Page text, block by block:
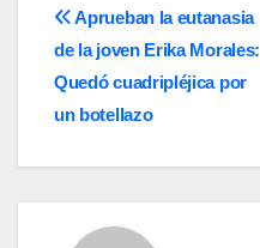
Navegación
de
entradas
Aprueban la eutanasia
de la joven Erika Morales:
Quedó cuadripléjica por
un botellazo